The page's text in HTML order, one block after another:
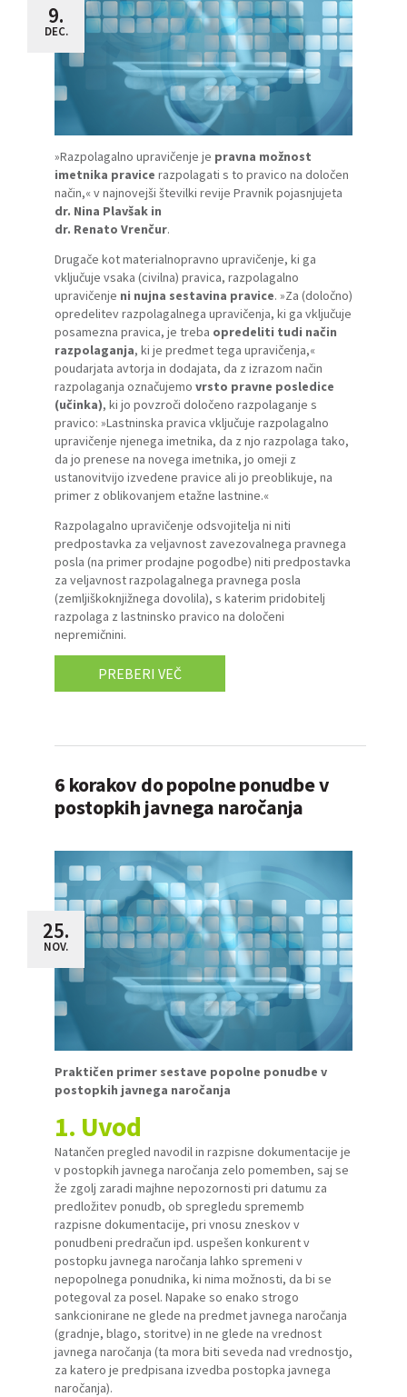
9.
DEC.
»Razpolagalno upravičenje je pravna možnost
imetnika pravice razpolagati s to pravico na določen
način,« v najnovejši številki revije Pravnikpojasnjujeta
dr. Nina Plavšak in
dr. Renato Vrenčur.
Drugače kot materialnopravno upravičenje, ki ga
vključuje vsaka (civilna) pravica, razpolagalno
upravičenje ni nujna sestavina pravice. »Za (določno)
opredelitev razpolagalnega upravičenja, ki ga vključuje
posamezna pravica, je treba opredeliti tudi način
razpolaganja, ki je predmet tega upravičenja,«
poudarjata avtorja in dodajata, da z izrazom način
razpolaganja označujemo vrsto pravne posledice
(učinka), ki jo povzroči določeno razpolaganje s
pravico: »Lastninska pravica vključuje razpolagalno
upravičenje njenega imetnika, da z njo razpolaga tako,
da jo prenese na novega imetnika, jo omeji z
ustanovitvijo izvedene pravice ali jo preoblikuje, na
primer z oblikovanjem etažne lastnine.«
Razpolagalno upravičenje odsvojitelja ni niti
predpostavka za veljavnost zavezovalnega pravnega
posla (na primer prodajne pogodbe) niti predpostavka
za veljavnost razpolagalnega pravnega posla
(zemljiškoknjižnega dovolila), s katerim pridobitelj
razpolaga z lastninsko pravico na določeni
nepremičnini.
PREBERI VEČ
6 korakov do popolne ponudbe v
postopkih javnega naročanja
25.
NOV.
Praktičen primer sestave popolne ponudbe v
postopkih javnega naročanja
1. Uvod
Natančen pregled navodil in razpisne dokumentacije je
v postopkih javnega naročanja zelo pomemben, saj se
že zgolj zaradi majhne nepozornosti pri datumu za
predložitev ponudb, ob spregledu sprememb
razpisne dokumentacije, pri vnosu zneskov v
ponudbeni predračun ipd. uspešen konkurent v
postopku javnega naročanja lahko spremeni v
nepopolnega ponudnika, ki nima možnosti, da bi se
potegoval za posel. Napake so enako strogo
sankcionirane ne glede na predmet javnega naročanja
(gradnje, blago, storitve) in ne glede na vrednost
javnega naročanja (ta mora biti seveda nad vrednostjo,
za katero je predpisana izvedba postopka javnega
naročanja).